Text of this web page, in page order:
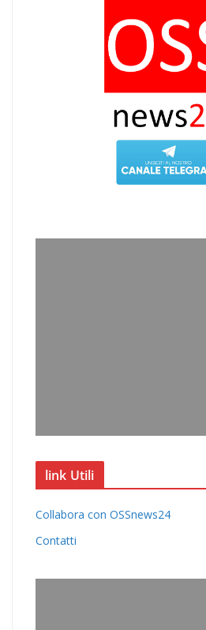
link Utili
Collabora con OSSnews24
Contatti